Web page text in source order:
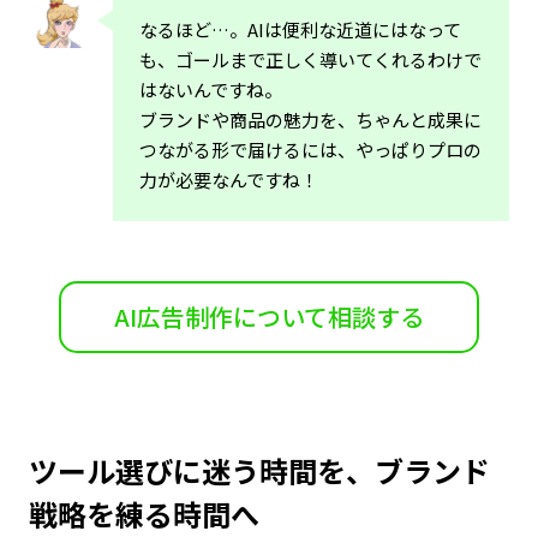
なるほど…。AIは便利な近道にはなって
も、ゴールまで正しく導いてくれるわけで
はないんですね。
ブランドや商品の魅力を、ちゃんと成果に
つながる形で届けるには、やっぱりプロの
力が必要なんですね！
AI広告制作について相談する
ツール選びに迷う時間を、ブランド
戦略を練る時間へ